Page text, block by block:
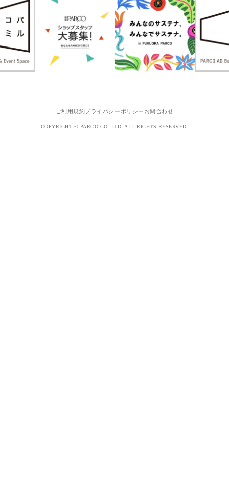
ご利用規約プライバシーポリシー お問合わせ
COPYRIGHT © PARCO.CO.,LTD. ALL RIGHTS RESERVED.